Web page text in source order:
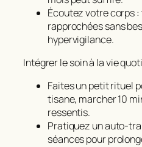
Écoutez votre corps
rapprochées sans
hypervigilance.
Intégrer le soin à la vie
Faites un petit rituel
tisane, marcher 10
ressentis.
Pratiquez un auto-
séances pour